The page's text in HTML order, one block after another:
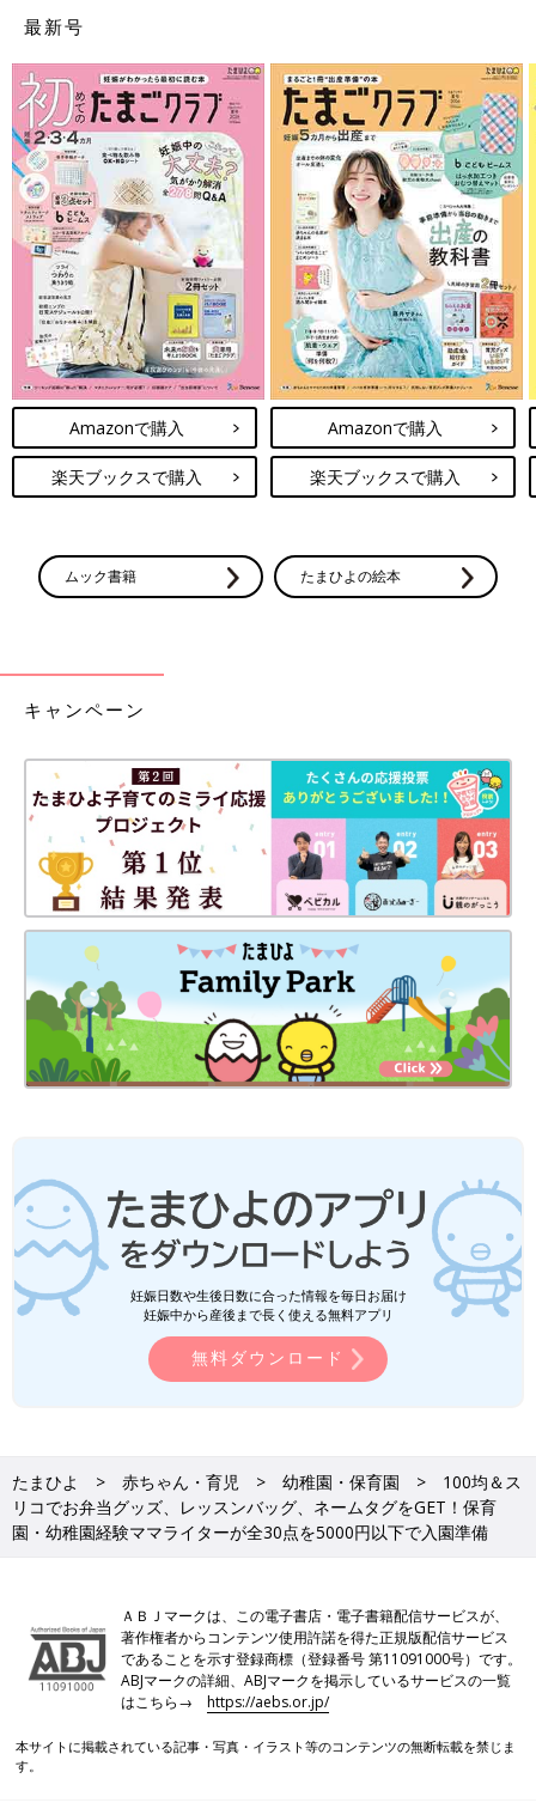
『3COINS』では、2月から新作の入園入学グッズが出ていま
す。左から巾着2枚セット（税込330円）とレッスンバッグ（税
込550円）です。このシリーズはフリルやギャザーがかわいいパ
ープル系ですが、シンプルなブルー系バージョンもあります。
巾着は大・小の2サイズがセット
2枚セットの巾着は、体操服やお着替えなどが入る大きめの巾着
組が書けるネームタグも付いていたので、小学生になっても使え
そうです。
シューズバッグと水筒カバー
シューズバッグや水筒カバーも普通に買うと結構高いんですよ
ね。こちらはシンプルなブルー系のシューズバッグ（税込330
円）と水筒カバー（税込330円）。2つで660円とお安いところも
嬉しいですが、しっかりとした素材で長く使えそう。もちろんそ
れぞれネームタグも付いています。
最新号
Amazonで購入
楽天ブックスで購入
Amazonで購入
楽天ブックスで購入
ムック書籍 たまひよの絵本
キャンペーン
妊娠日数や生後日数に合った情報を毎日お届け
妊娠中から産後まで長く使える無料アプリ
無料ダウンロード
たまひよ 赤ちゃん・育児 幼稚園・保育園
100均＆ス
リコでお弁当グッズ、レッスンバッグ、ネームタグをGET！保育
園・幼稚園経験ママライターが全30点を5000円以下で入園準備
ＡＢＪマークは、この電子書店・電子書籍配信サービスが、
著作権者からコンテンツ使用許諾を得た正規版配信サービス
であることを示す登録商標（登録番号 第11091000号）です。
ABJマークの詳細、ABJマークを掲示しているサービスの一覧
はこちら→https://aebs.or.jp/
本サイトに掲載されている記事・写真・イラスト等のコンテンツの無断転載を禁じま
す。